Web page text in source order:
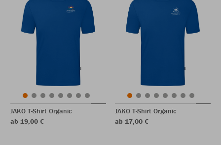
JAKO T-Shirt Organic
ab 19,00 €
JAKO T-Shirt Organic
ab 17,00 €